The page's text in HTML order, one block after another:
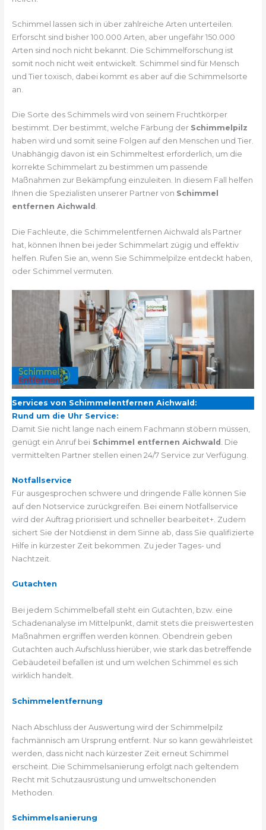
Schimmel lassen sich in über zahlreiche Arten unterteilen.
Erforscht sind bisher 100.000 Arten, aber ungefähr 150.000
Arten sind noch nicht bekannt. Die Schimmelforschung ist
somit noch nicht weit entwickelt. Schimmel sind für Mensch
und Tier toxisch, dabei kommt es aber auf die Schimmelsorte
an.
Die Sorte des Schimmels wird von seinem Fruchtkörper
bestimmt. Der bestimmt, welche Färbung der Schimmelpilz
haben wird und somit seine Folgen auf den Menschen und Tier.
Unabhängig davon ist ein Schimmeltest erforderlich, um die
korrekte Schimmelart zu bestimmen um passende
Maßnahmen zur Bekämpfung einzuleiten. In diesem Fall helfen
Ihnen die Spezialisten unserer Partner von Schimmel
entfernen Aichwald .
Die Fachleute, die Schimmelentfernen Aichwald als Partner
hat, können Ihnen bei jeder Schimmelart zügig und effektiv
helfen. Rufen Sie an, wenn Sie Schimmelpilze entdeckt haben,
oder Schimmel vermuten.
Services von Schimmelentfernen Aichwald:
Rund um die Uhr Service:
Damit Sie nicht lange nach einem Fachmann stöbern müssen,
genügt ein Anruf bei Schimmel entfernen Aichwald . Die
vermittelten Partner stellen einen 24/7 Service zur Verfügung.
Notfallservice
Für ausgesprochen schwere und dringende Fälle können Sie
auf den Notservice zurückgreifen. Bei einem Notfallservice
wird der Auftrag priorisiert und schneller bearbeitet+. Zudem
sichert Sie der Notdienst in dem Sinne ab, dass Sie qualifizierte
Hilfe in kürzester Zeit bekommen. Zu jeder Tages- und
Nachtzeit.
Gutachten
Bei jedem Schimmelbefall steht ein Gutachten, bzw. eine
Schadenanalyse im Mittelpunkt, damit stets die preiswertesten
Maßnahmen ergriffen werden können. Obendrein geben
Gutachten auch Aufschluss hierüber, wie stark das betreffende
Gebäudeteil befallen ist und um welchen Schimmel es sich
wirklich handelt.
Schimmelentfernung
Nach Abschluss der Auswertung wird der Schimmelpilz
fachmännisch am Ursprung entfernt. Nur so kann gewährleistet
werden, dass nicht nach kürzester Zeit erneut Schimmel
erscheint. Die Schimmelsanierung erfolgt nach geltendem
Recht mit Schutzausrüstung und umweltschonenden
Methoden.
Schimmelsanierung